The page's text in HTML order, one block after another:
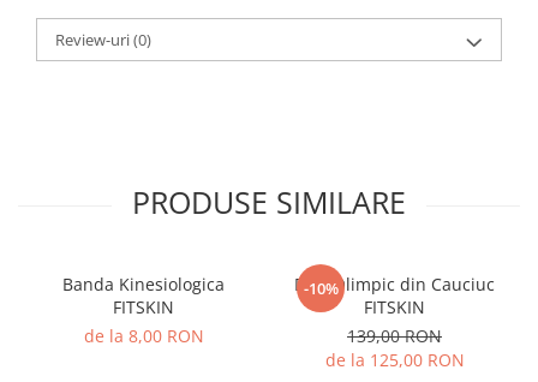
Review-uri(0)
PRODUSE SIMILARE
Banda Kinesiologica
FITSKIN
de la 8,00 RON
-10%
Disc Olimpic din Cauciuc
FITSKIN
139,00 RON
de la 125,00 RON